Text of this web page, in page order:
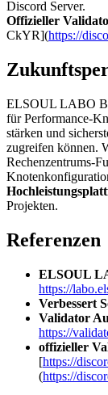
Discord Server.
Offizieller
CkYR](https://
ELSOUL LABO
für Performance-
stärken und
zugreifen können.
Rechenzentrums-
Projekten.
Referenzen
ELSOUL
https://
Verbessert
Validator
https://
offizieller
[https://
(https://